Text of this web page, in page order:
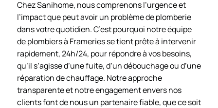
Chez Sanihome, nous comprenons l’urgence et
l’impact que peut avoir un problème de plomberie
dans votre quotidien. C’est pourquoi notre équipe
de plombiers à Frameries se tient prête à intervenir
rapidement, 24h/24, pour répondre à vos besoins,
qu’il s’agisse d’une fuite, d’un débouchage ou d’une
réparation de chauffage. Notre approche
transparente et notre engagement envers nos
clients font de nous un partenaire fiable, que ce soit